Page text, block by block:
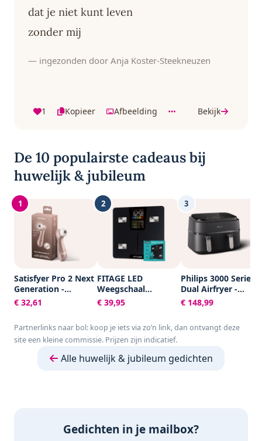
dat je niet kunt leven
zonder mij
— ingezonden door Anja Koster-Steekneuzen
1 Kopieer Afbeelding Bekijk
De 10 populairste cadeaus bij
huwelijk & jubileum
1
Satisfyer Pro 2 Next
Generation -
Luchtdrukvibrator
met 11
waterdicht
€ 32,61
2
FITAGE LED
Weegschaal
Personenweegschaal
Digitaal - Slimme
Lichaamsanalyse -
Weegschalen -
€ 39,95
3
Philips 3000 Series
Dual Airfryer -
NA351/00 - Dubbele
Mand - 9L - Tot 6
Zwart/Zilver
€ 148,99
Partnerlinks naar bol: koop je iets via zo’n link, dan ontvangt deze
site een kleine commissie. Prijzen zijn indicatief.
Alle huwelijk & jubileum gedichten
Gedichten in je mailbox?